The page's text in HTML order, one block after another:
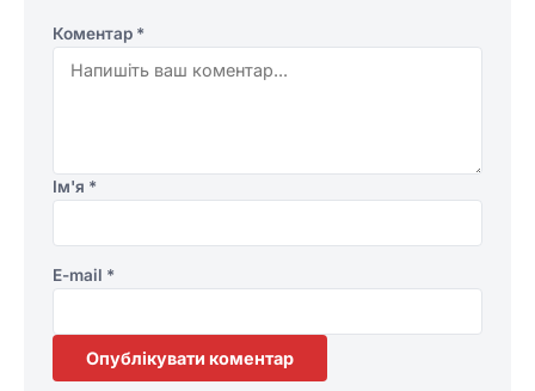
Коментар *
Ім'я *
E-mail *
Опублікувати коментар